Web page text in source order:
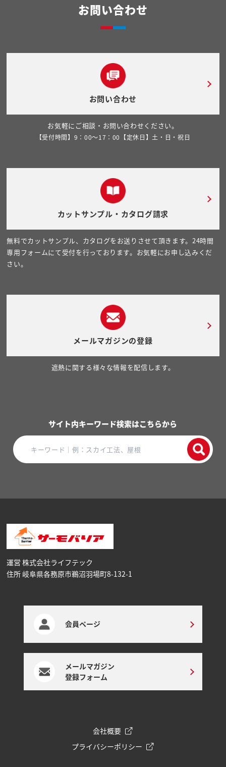
お問い合わせ
お問い合わせ
お気軽にご相談・お問い合わせください。
【受付時間】9：00～17：00【定休日】土・日・祝日
カットサンプル・カタログ請求
無料でカットサンプル、カタログをお送りさせて頂きます。24時間
専用フォームにて受付を行っております。お気軽にお申し込みくだ
さい。
メールマガジンの登録
遮熱に関する様々な情報を配信します。
サイト内キーワード検索はこちらから
運営 株式会社ライフテック
住所 岐阜県各務原市鵜沼⽻場町8-132-1
会員ページ
メールマガジン
登録フォーム
会社概要
プライバシーポリシー